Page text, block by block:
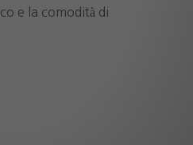
e la comodità di